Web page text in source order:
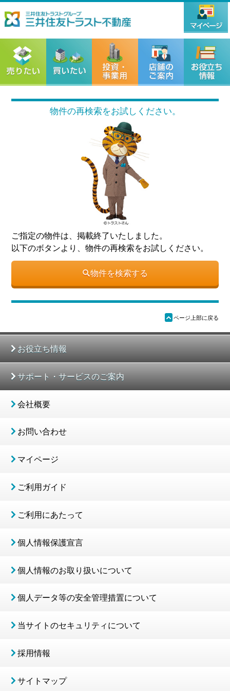
物件の再検索をお試しください。
ご指定の物件は、掲載終了いたしました。
以下のボタンより、物件の再検索をお試しください。
物件を検索する
ü ページ上部に戻る
お役立ち情報
サポート・サービスのご案内
会社概要
お問い合わせ
マイページ
ご利用ガイド
ご利用にあたって
個人情報保護宣言
個人情報のお取り扱いについて
個人データ等の安全管理措置について
当サイトのセキュリティについて
採用情報
サイトマップ